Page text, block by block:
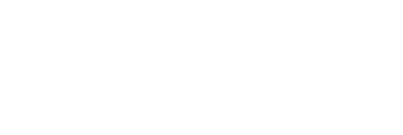
la orienta-ción vocacional
ñamiento desde temprana